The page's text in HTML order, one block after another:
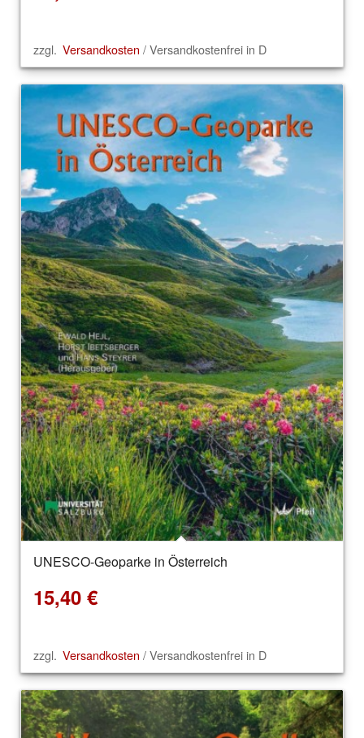
zzgl. Versandkosten / Versandkostenfrei in D
UNESCO-Geoparke in Österreich
15,40 €
zzgl. Versandkosten / Versandkostenfrei in D